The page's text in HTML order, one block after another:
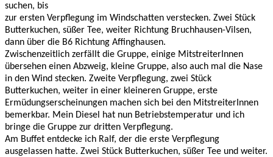
suchen, bis
zur ersten Verpflegung im Windschatten verstecken. Zwei Stück
Butterkuchen, süßer Tee, weiter Richtung Bruchhausen-Vilsen,
dann über die B6 Richtung Affinghausen.
Zwischenzeitlich zerfällt die Gruppe, einige MitstreiterInnen
übersehen einen Abzweig, kleine Gruppe, also auch mal die Nase
in den Wind stecken. Zweite Verpflegung, zwei Stück
Butterkuchen, weiter in einer kleineren Gruppe, erste
Ermüdungserscheinungen machen sich bei den MitstreiterInnen
bemerkbar. Mein Diesel hat nun Betriebstemperatur und ich
bringe die Gruppe zur dritten Verpflegung.
Am Buffet entdecke ich Ralf, der die erste Verpflegung
ausgelassen hatte. Zwei Stück Butterkuchen, süßer Tee und weiter.